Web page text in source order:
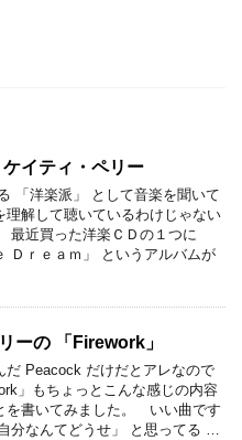
イティ・ペリー
「洋楽派」 として音楽を聞いて
解して聴いているわけじゃない
近買った洋楽ＣＤの１つに
Ｄｒｅａｍ」 というアルバムが
ーの 「Firework」
Peacock だけだとアレなので
」もちょっとこんな感じの内容
を書いてみました。 いい曲です
分なんてどうせ」 と思ってる …